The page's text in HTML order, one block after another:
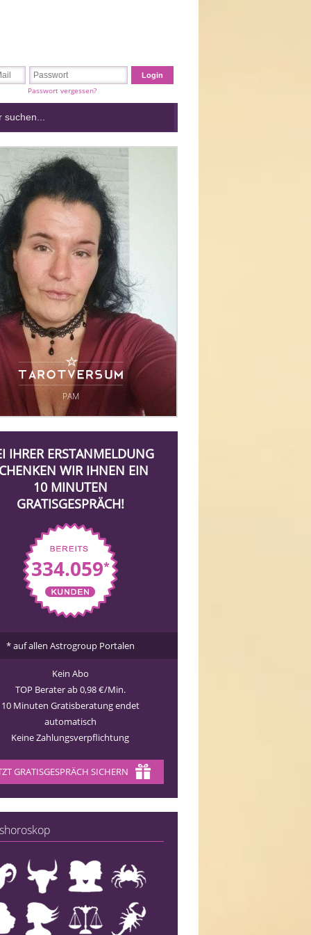
Passwort vergessen?
IHRER ERSTANMELDUNG
WIR IHNEN EIN
10 MINUTEN
GRATISGESPRÄCH!
334.059*
* auf allen Astrogroup Portalen
Kein Abo
TOP Berater ab 0,98 €/Min.
10 Minuten Gratisberatung endet
automatisch
Keine Zahlungsverpflichtung
GRATISGESPRÄCH SICHERN
PAM